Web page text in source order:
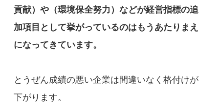
貢献）や（環境保全努力）などが経営指標の追
加項目として挙がっているのはもうあたりまえ
になってきています。
とうぜん成績の悪い企業は間違いなく格付けが
下がります。